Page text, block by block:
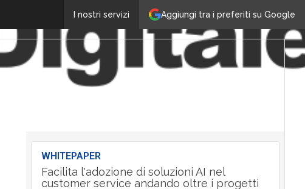
Aggiungi tra i preferiti su Google
I nostri servizi
WHITEPAPER
Facilita l'adozione di soluzioni AI nel
customer service andando oltre i progetti